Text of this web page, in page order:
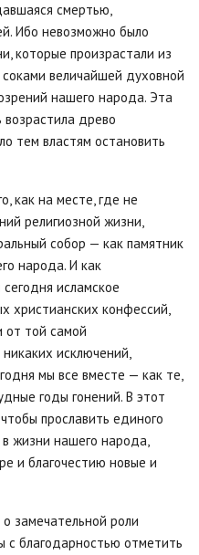
смертью,
Ибо невозможно было
которые произрастали из
соками величайшей духовной
нашего народа. Эта
древо
тем властям остановить
как на месте, где не
религиозной жизни,
собор — как памятник
народа. И как
исламское
христианских конфессий,
от той самой
исключений,
мы все вместе — как те,
годы гонений. В этот
прославить единого
жизни нашего народа,
и благочестию новые и
замечательной роли
с благодарностью отметить